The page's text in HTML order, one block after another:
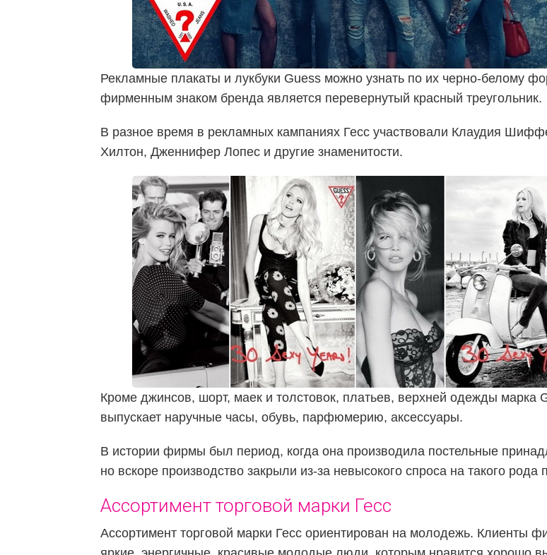
Рекламные плакаты и лукбуки Guess можно узнать по их черно-белому
фирменным знаком бренда является перевернутый красный треугольник.
В разное время в рекламных кампаниях Гесс участвовали Клаудия
Хилтон, Дженнифер Лопес и другие знаменитости.
Кроме джинсов, шорт, маек и толстовок, платьев, верхней одежды марка
выпускает наручные часы, обувь, парфюмерию, аксессуары.
В истории фирмы был период, когда она производила постельные
но вскоре производство закрыли из-за невысокого спроса на такого рода
Ассортимент торговой марки Гесс
Ассортимент торговой марки Гесс ориентирован на молодежь. Клиенты